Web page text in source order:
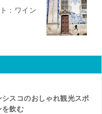
：ワイン
スコのおしゃれ観光スポ
を飲む